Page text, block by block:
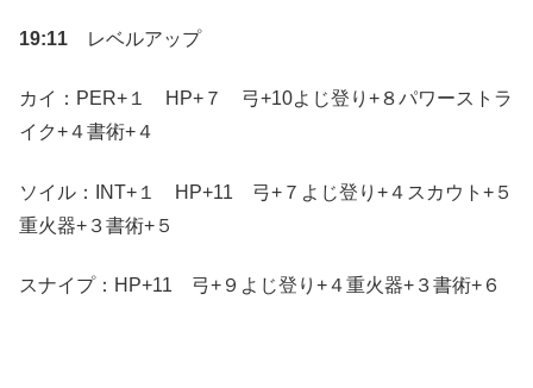
19:11 レベルアップ
カイ：PER+１ HP+７ 弓+10よじ登り+８パワーストラ
イク+４書術+４
ソイル：INT+１ HP+11 弓+７よじ登り+４スカウト+５
重火器+３書術+５
スナイプ：HP+11 弓+９よじ登り+４重火器+３書術+６